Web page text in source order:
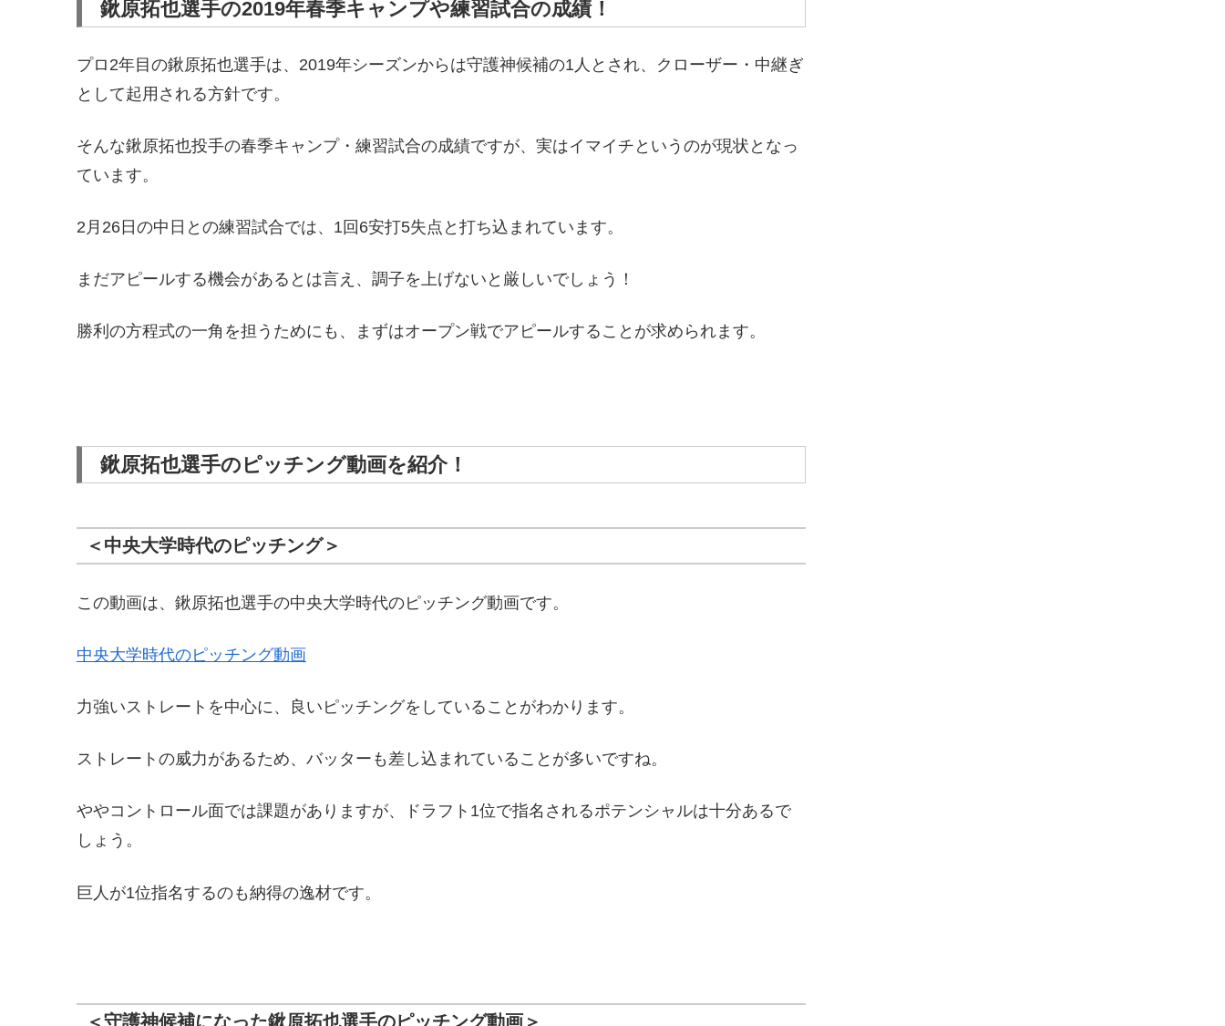
鍬原拓也選手の2019年春季キャンプや練習試合の成績！
プロ2年目の鍬原拓也選手は、2019年シーズンからは守護神候補の1人とされ、クローザー・中継ぎ
として起用される方針です。
そんな鍬原拓也投手の春季キャンプ・練習試合の成績ですが、実はイマイチというのが現状となっ
ています。
2月26日の中日との練習試合では、1回6安打5失点と打ち込まれています。
まだアピールする機会があるとは言え、調子を上げないと厳しいでしょう！
勝利の方程式の一角を担うためにも、まずはオープン戦でアピールすることが求められます。
鍬原拓也選手のピッチング動画を紹介！
＜中央大学時代のピッチング＞
この動画は、鍬原拓也選手の中央大学時代のピッチング動画です。
中央大学時代のピッチング動画
力強いストレートを中心に、良いピッチングをしていることがわかります。
ストレートの威力があるため、バッターも差し込まれていることが多いですね。
ややコントロール面では課題がありますが、ドラフト1位で指名されるポテンシャルは十分あるで
しょう。
巨人が1位指名するのも納得の逸材です。
＜守護神候補になった鍬原拓也選手のピッチング動画＞